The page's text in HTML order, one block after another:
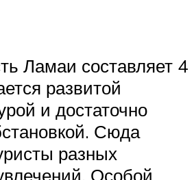
Ламаи составляет 4
развитой
и достаточно
Сюда
разных
Особой